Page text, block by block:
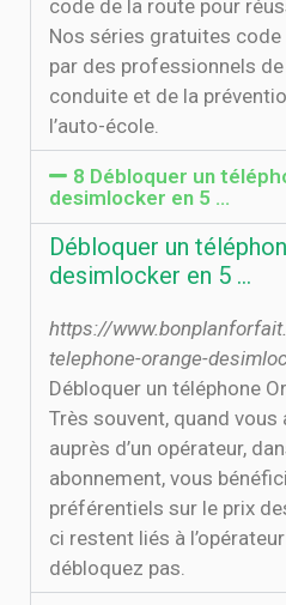
code de la route pour
Nos séries gratuites
par des professionnels
conduite et de la
l’auto-école.
8 Débloquer un
desimlocker en 5 …
Débloquer un
desimlocker en 5 …
https://
telephone-orange-
Débloquer un téléphone
Très souvent, quand
auprès d’un opérateur,
abonnement, vous
préférentiels sur le prix
ci restent liés à
débloquez pas.